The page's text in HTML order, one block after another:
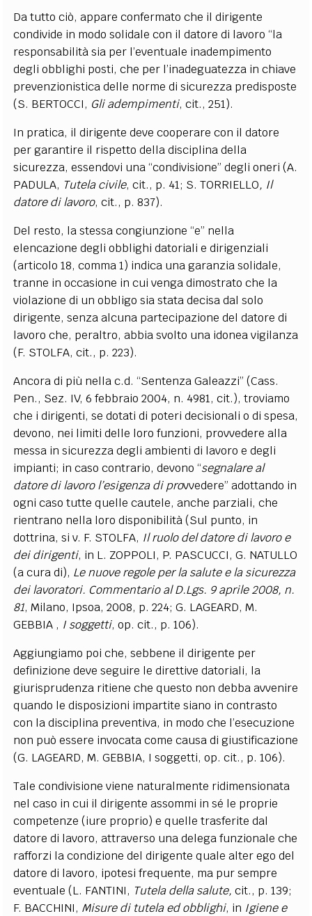
Da tutto ciò, appare confermato che il dirigente
condivide in modo solidale con il datore di lavoro “la
responsabilità sia per l’eventuale inadempimento
degli obblighi posti, che per l’inadeguatezza in chiave
prevenzionistica delle norme di sicurezza predisposte
(S. BERTOCCI, Gli adempimenti, cit., 251).
In pratica, il dirigente deve cooperare con il datore
per garantire il rispetto della disciplina della
sicurezza, essendovi una “condivisione” degli oneri (A.
PADULA, Tutela civile, cit., p. 41; S. TORRIELLO, Il
datore di lavoro, cit., p. 837).
Del resto, la stessa congiunzione “e” nella
elencazione degli obblighi datoriali e dirigenziali
(articolo 18, comma 1) indica una garanzia solidale,
tranne in occasione in cui venga dimostrato che la
violazione di un obbligo sia stata decisa dal solo
dirigente, senza alcuna partecipazione del datore di
lavoro che, peraltro, abbia svolto una idonea vigilanza
(F. STOLFA, cit., p. 223).
Ancora di più nella c.d. “Sentenza Galeazzi” (Cass.
Pen., Sez. IV, 6 febbraio 2004, n. 4981, cit.), troviamo
che i dirigenti, se dotati di poteri decisionali o di spesa,
devono, nei limiti delle loro funzioni, provvedere alla
messa in sicurezza degli ambienti di lavoro e degli
impianti; in caso contrario, devono “segnalare al
datore di lavoro l’esigenza di provvedere” adottando in
ogni caso tutte quelle cautele, anche parziali, che
rientrano nella loro disponibilità (Sul punto, in
dottrina, si v. F. STOLFA, Il ruolo del datore di lavoro e
dei dirigenti, in L. ZOPPOLI, P. PASCUCCI, G. NATULLO
(a cura di), Le nuove regole per la salute e la sicurezza
dei lavoratori. Commentario al D.Lgs. 9 aprile 2008, n.
81, Milano, Ipsoa, 2008, p. 224; G. LAGEARD, M.
GEBBIA , I soggetti, op. cit., p. 106).
Aggiungiamo poi che, sebbene il dirigente per
definizione deve seguire le direttive datoriali, la
giurisprudenza ritiene che questo non debba avvenire
quando le disposizioni impartite siano in contrasto
con la disciplina preventiva, in modo che l’esecuzione
non può essere invocata come causa di giustificazione
(G. LAGEARD, M. GEBBIA, I soggetti, op. cit., p. 106).
Tale condivisione viene naturalmente ridimensionata
nel caso in cui il dirigente assommi in sé le proprie
competenze (iure proprio) e quelle trasferite dal
datore di lavoro, attraverso una delega funzionale che
rafforzi la condizione del dirigente quale alter ego del
datore di lavoro, ipotesi frequente, ma pur sempre
eventuale (L. FANTINI, Tutela della salute, cit., p. 139;
F. BACCHINI, Misure di tutela ed obblighi, in Igiene e